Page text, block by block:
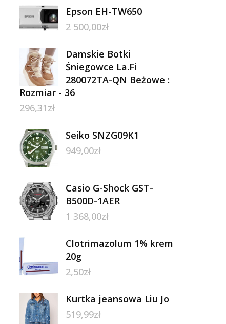
Epson EH-TW650
2 500,00zł
Damskie Botki
Śniegowce La.Fi
280072TA-QN Beżowe :
Rozmiar - 36
296,31zł
Seiko SNZG09K1
949,00zł
Casio G-Shock GST-
B500D-1AER
1 368,00zł
Clotrimazolum 1% krem
20g
2,50zł
Kurtka jeansowa Liu Jo
519,99zł